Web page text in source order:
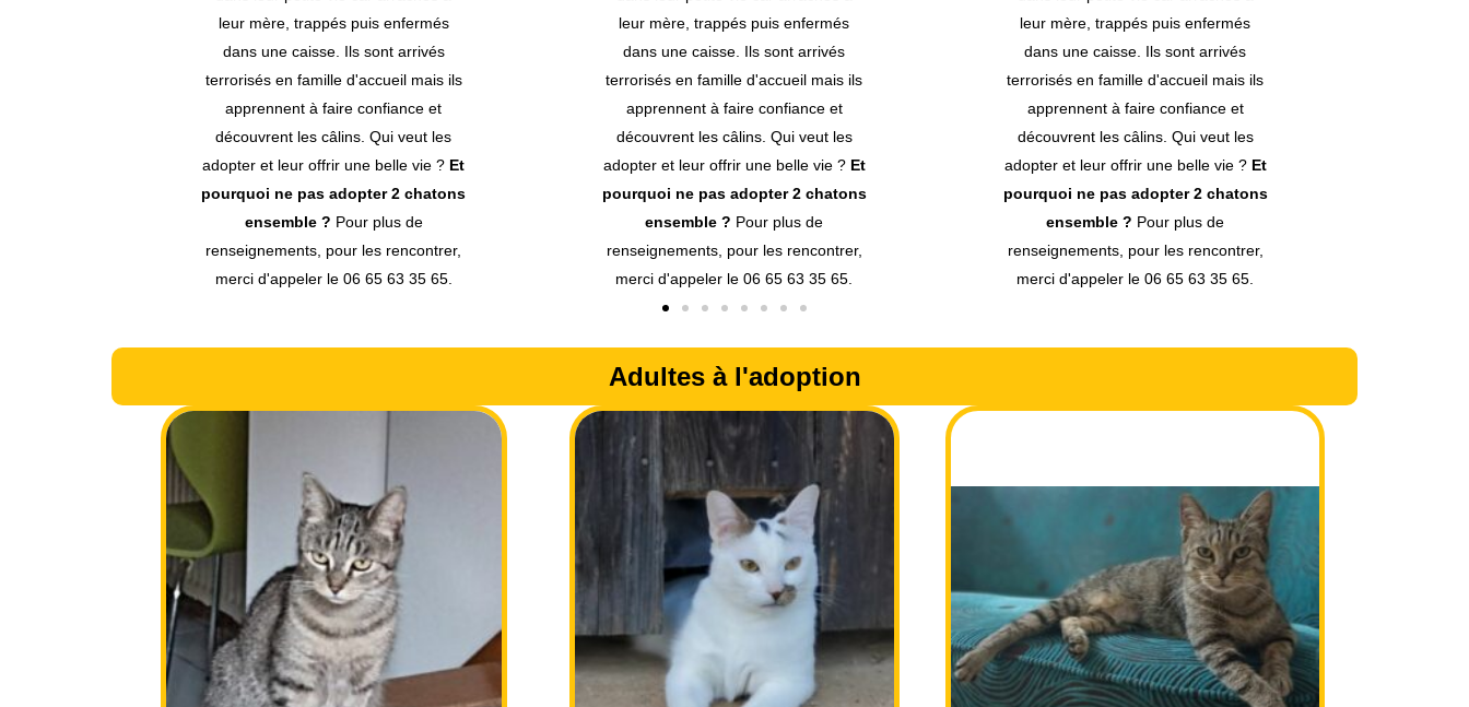
leur mère, trappés puis enfermés
dans une caisse. Ils sont arrivés
terrorisés en famille d'accueil mais ils
apprennent à faire confiance et
découvrent les câlins. Qui veut les
adopter et leur offrir une belle vie ? Et
pourquoi ne pas adopter 2 chatons
ensemble ? Pour plus de
renseignements, pour les rencontrer,
merci d'appeler le 06 65 63 35 65.
leur mère, trappés puis enfermés
dans une caisse. Ils sont arrivés
terrorisés en famille d'accueil mais ils
apprennent à faire confiance et
découvrent les câlins. Qui veut les
adopter et leur offrir une belle vie ? Et
pourquoi ne pas adopter 2 chatons
ensemble ? Pour plus de
renseignements, pour les rencontrer,
merci d'appeler le 06 65 63 35 65.
leur mère, trappés puis enfermés
dans une caisse. Ils sont arrivés
terrorisés en famille d'accueil mais ils
apprennent à faire confiance et
découvrent les câlins. Qui veut les
adopter et leur offrir une belle vie ? Et
pourquoi ne pas adopter 2 chatons
ensemble ? Pour plus de
renseignements, pour les rencontrer,
merci d'appeler le 06 65 63 35 65.
Adultes à l'adoption